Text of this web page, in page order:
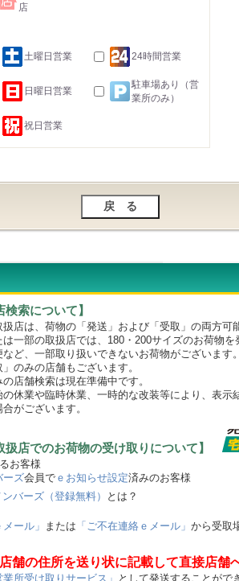
店
土曜日営業 24時間営業
日曜日営業
駐車場あり（営
業所のみ）
祝日営業
検索について】
店は、荷物の「発送」および「受取」の両方可
部の取扱店では、180・200サイズのお荷物を
、一部取り扱いできないお荷物がございます。
みの店舗もございます。
舗検索は現在準備中です。
休業や臨時休業、一時的な改装等により、表示
ございます。
扱店でのお荷物の受け取りについて】
お客様
ーズ会員で ｅお知らせ設定済みのお客様
バーズ（登録無料）
とは？
ール」 または 「ご不在連絡ｅメール」 から受取
舗の住所を送り状に記載して直接店舗
業所受け取りサービス」 として発送することがで